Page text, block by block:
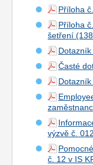
Příloha
Příloha
šetření
Časté
výzvě č. 012
č. 12 v IS